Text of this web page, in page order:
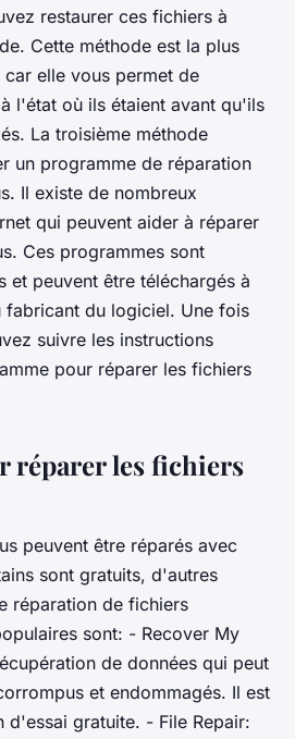
restaurer ces fichiers à
Cette méthode est la plus
elle vous permet de
l'état où ils étaient avant qu'ils
La troisième méthode
un programme de réparation
Il existe de nombreux
qui peuvent aider à réparer
Ces programmes sont
et peuvent être téléchargés à
fabricant du logiciel. Une fois
suivre les instructions
pour réparer les fichiers
réparer les fichiers
peuvent être réparés avec
sont gratuits, d'autres
réparation de fichiers
sont: - Recover My
de données qui peut
et endommagés. Il est
d'essai gratuite. - File Repair: